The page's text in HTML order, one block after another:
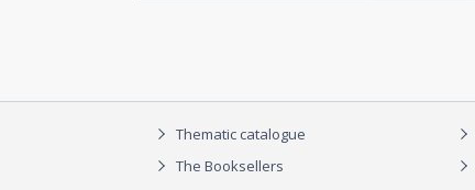
Thematic catalogue
The Booksellers